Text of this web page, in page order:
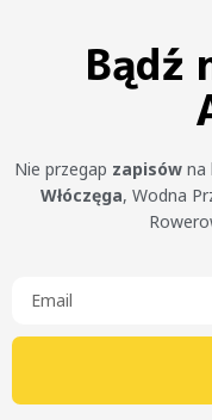
Bądź
Nie przegap zapisów na
Włóczęga, Wodna